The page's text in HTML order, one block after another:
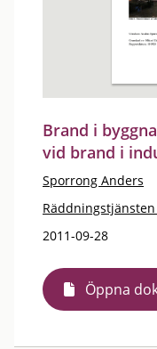
Brand i
vid brand i
Sporrong Anders
2011-09-28
Öppna